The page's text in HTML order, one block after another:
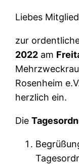
Liebes
zur
2022 am
Rosenheim
herzlich ein.
Die